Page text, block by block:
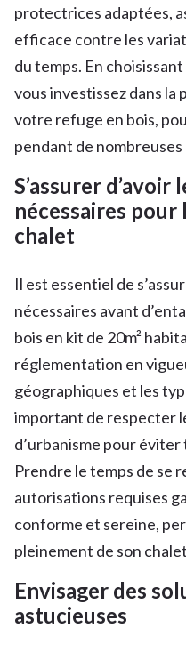
protectrices adaptées,
efficace contre les
du temps. En
vous investissez dans
votre refuge en bois,
pendant de nombreuses
S’assurer
nécessaires pour
chalet
Il est essentiel de
nécessaires avant
bois en kit de 20m²
réglementation en
géographiques et les
important de respecter
d’urbanisme pour
Prendre le temps de se
autorisations requises
conforme et sereine,
pleinement de son
Envisager des
astucieuses